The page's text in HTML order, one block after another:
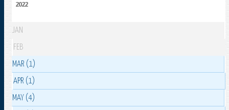
2022
JAN
FEB
MAR (1)
APR (1)
MAY (4)